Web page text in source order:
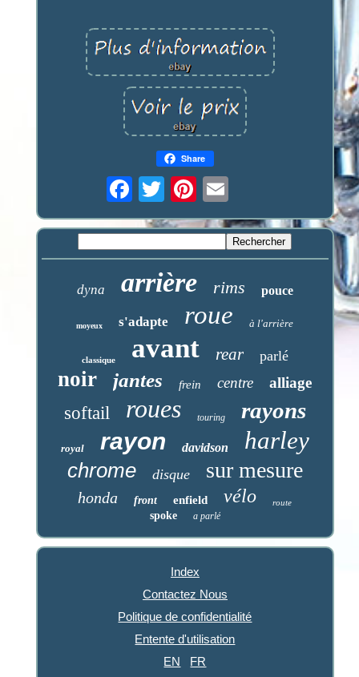
Share
dyna arrière rims pouce
moyeux s'adapte roue à l'arrière
classique avant rear parlé
noir jantes frein centre alliage
softail roues touring rayons
royal rayon davidson harley
chrome disque sur mesure
honda front enfield vélo route
spoke a parlé
Index
Contactez Nous
Politique de confidentialité
Entente d'utilisation
EN
FR